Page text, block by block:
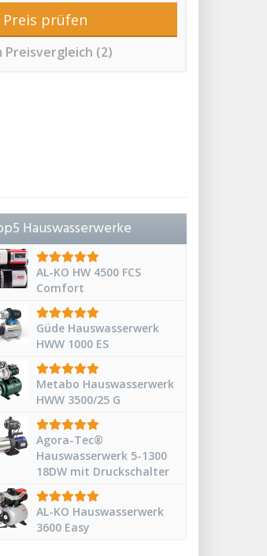
Preis prüfen
Preisvergleich (2)
Hauswasserwerke
AL-KO HW 4500 FCS
Comfort
Güde Hauswasserwerk
HWW 1000 ES
Metabo Hauswasserwerk
HWW 3500/25 G
Agora-Tec®
Hauswasserwerk 5-1300
18DW mit Druckschalter
AL-KO Hauswasserwerk
3600 Easy